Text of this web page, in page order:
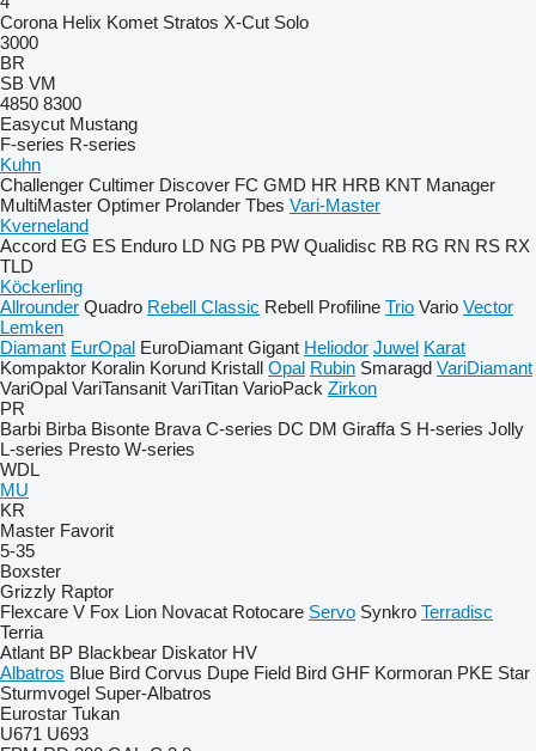
Corona Helix Komet Stratos X-Cut Solo
3000
BR
SB VM
4850 8300
Easycut Mustang
F-series R-series
Kuhn
Challenger Cultimer Discover FC GMD HR HRB KNT Manager
MultiMaster Optimer Prolander Tbes Vari-Master
Kverneland
Accord EG ES Enduro LD NG PB PW Qualidisc RB RG RN RS RX
TLD
Köckerling
Allrounder Quadro Rebell Classic Rebell Profiline Trio Vario Vector
Lemken
Diamant EurOpal EuroDiamant Gigant Heliodor Juwel Karat
Kompaktor Koralin Korund Kristall Opal Rubin Smaragd VariDiamant
VariOpal VariTansanit VariTitan VarioPack Zirkon
PR
Barbi Birba Bisonte Brava C-series DC DM Giraffa S H-series Jolly
L-series Presto W-series
WDL
MU
KR
Master Favorit
5-35
Boxster
Grizzly Raptor
Flexcare V Fox Lion Novacat Rotocare Servo Synkro Terradisc
Terria
Atlant BP Blackbear Diskator HV
Albatros Blue Bird Corvus Dupe Field Bird GHF Kormoran PKE Star
Sturmvogel Super-Albatros
Eurostar Tukan
U671 U693